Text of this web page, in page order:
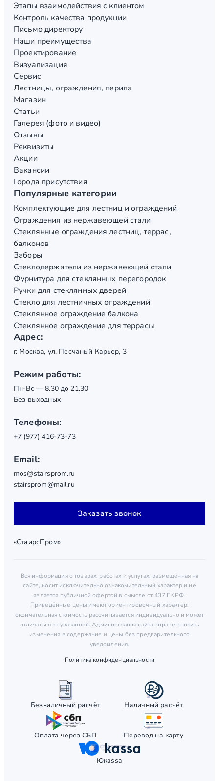
Этапы взаимодействия с клиентом
Контроль качества продукции
Письмо директору
Наши преимущества
Проектирование
Визуализация
Сервис
Лестницы, ограждения, перила
Магазин
Статьи
Галерея (фото и видео)
Отзывы
Реквизиты
Акции
Вакансии
Города присутствия
Популярные категории
Комплектующие для лестниц и ограждений
Ограждения из нержавеющей стали
Стеклянные ограждения лестниц, террас,
балконов
Заборы
Стеклодержатели из нержавеющей стали
Фурнитура для стеклянных перегородок
Ручки для стеклянных дверей
Стекло для лестничных ограждений
Стеклянное ограждение балкона
Стеклянное ограждение для террасы
Адрес:
г. Москва, ул. Песчаный Карьер, 3
Режим работы:
Пн-Вс — 8.30 до 21.30
Без выходных
Телефоны:
+7 (977) 416-73-73
Email:
mos@stairsprom.ru
stairsprom@mail.ru
Заказать звонок
«СтаирсПром»
Вся информация о товарах, работах и услугах, размещённая на
сайте, носит исключительно ознакомительный характер и не
является публичной офертой в смысле ст. 437 ГК РФ.
Приведённые цены имеют ориентировочный характер:
окончательная стоимость рассчитывается индивидуально и может
отличаться от указанной. Администрация сайта вправе вносить
изменения в содержание и цены без предварительного
уведомления.
Политика конфиденциальности
Безналичный расчёт Наличный расчёт
Оплата через СБП Перевод на карту
Юкаssа